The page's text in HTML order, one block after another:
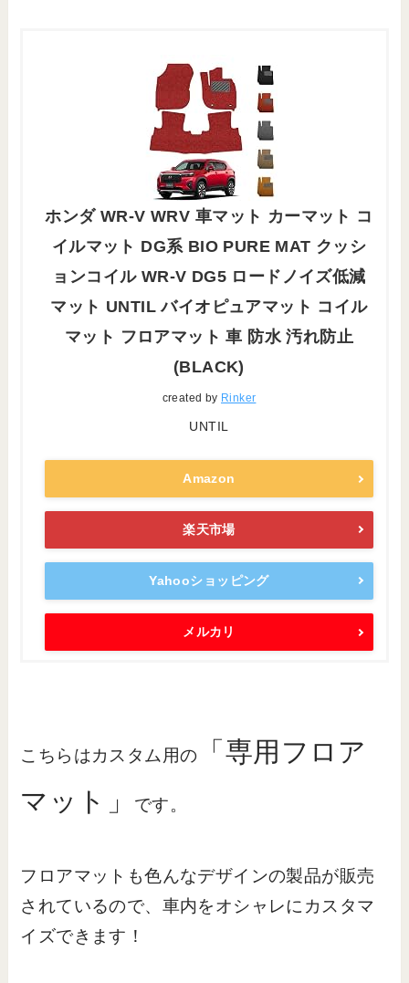
ホンダ WR-V WRV 車マット カーマット コ
イルマット DG系 BIO PURE MAT クッシ
ョンコイル WR-V DG5 ロードノイズ低減
マット UNTIL バイオピュアマット コイル
マット フロアマット 車 防水 汚れ防止
(BLACK)
created by Rinker
UNTIL
Amazon
楽天市場
Yahooショッピング
メルカリ
こちらはカスタム用の
「専用フロア
マット」
です。
フロアマットも色んなデザインの製品が販売
されているので、車内をオシャレにカスタマ
イズできます！